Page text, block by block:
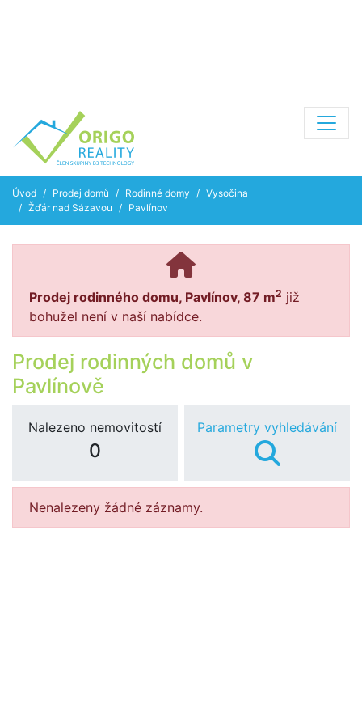
Úvod Prodej domů Rodinné domy
Vysočina
Žďár nad Sázavou
Pavlínov
Prodej rodinného domu, Pavlínov, 87 m2 již
bohužel není v naší nabídce.
Prodej rodinných domů v
Pavlínově
Nalezeno nemovitostí
0
Parametry vyhledávání
Nenalezeny žádné záznamy.